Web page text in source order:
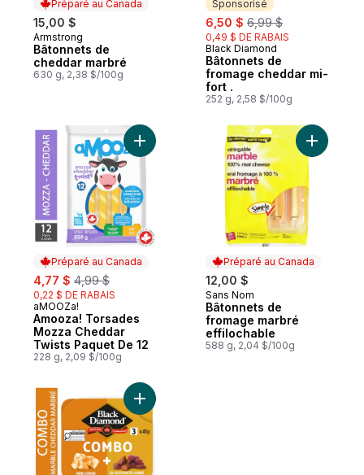
Préparé au Canada
15,00 $
Préparé au Canada
Armstrong
Bâtonnets de
cheddar marbré
630 g, 2,38 $/100g
Sponsorisé
sale:
6,50 $ , formerly:
6,99 $
0,49 $ DE RABAIS
Sponsorisé
Black Diamond
Bâtonnets de
fromage cheddar mi-
fort .
252 g, 2,58 $/100g
Préparé au Canada
sale:
4,77 $ , formerly:
4,99 $
0,22 $ DE RABAIS
Préparé au Canada
aMOOZa!
Amooza! Torsades
Mozza Cheddar
Twists Paquet De 12
228 g, 2,09 $/100g
Ajouter Amooza! Torsades Mozza
Préparé au Canada
12,00 $
Préparé au Canada
Sans Nom
Bâtonnets de
fromage marbré
effilochable
588 g, 2,04 $/100g
Ajouter
Ajouter Combo - fromage marbré